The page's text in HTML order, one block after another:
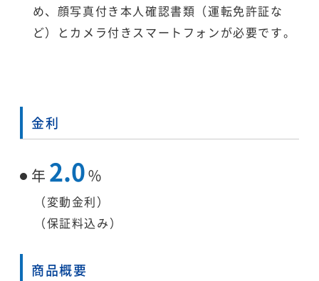
め、顔写真付き本人確認書類（運転免許証な
ど）とカメラ付きスマートフォンが必要です。
金利
年 2.0％
（変動金利）
（保証料込み）
商品概要